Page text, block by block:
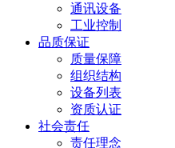
通讯设备
工业控制
品质保证
质量保障
组织结构
设备列表
资质认证
社会责任
责任理念